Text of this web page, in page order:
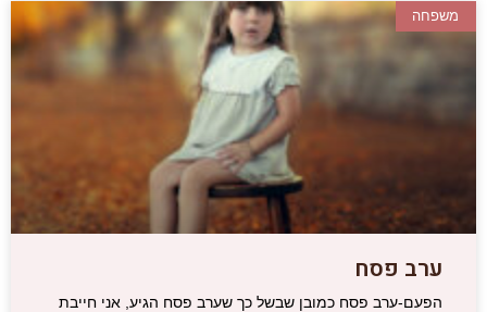
משפחה
ערב פסח
הפעם-ערב פסח כמובן שבשל כך שערב פסח הגיע, אני חייבת